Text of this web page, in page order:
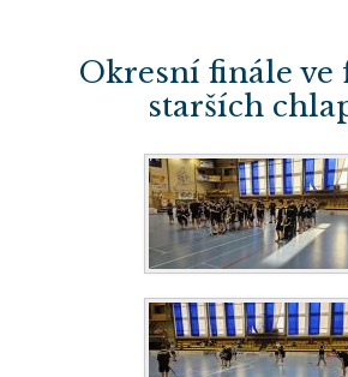
Okresní finále ve
starších